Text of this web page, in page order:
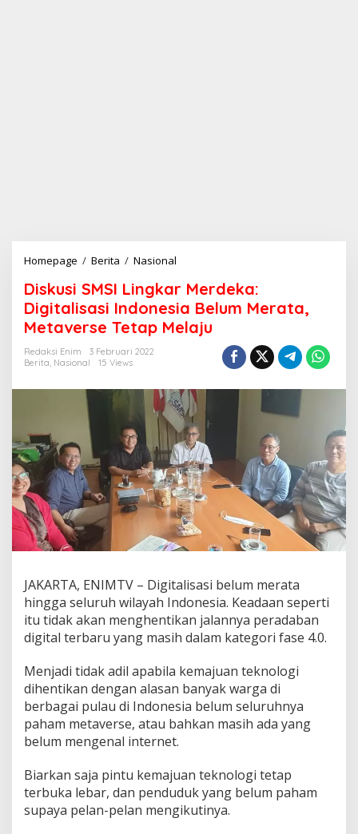
Homepage / Berita / Nasional
s
k
u
s
S
I
L
i
n
g
k
a
r
M
e
r
k
a
:
D
g
t
a
l
s
s
i
I
n
Diskusi SMSI Lingkar Merdeka:
Digitalisasi Indonesia Belum Merata,
Metaverse Tetap Melaju
Redaksi Enim
3 Februari 2022
Berita, Nasional 15 Views
JAKARTA, ENIMTV – Digitalisasi belum merata
hingga seluruh wilayah Indonesia. Keadaan seperti
itu tidak akan menghentikan jalannya peradaban
digital terbaru yang masih dalam kategori fase 4.0.
Menjadi tidak adil apabila kemajuan teknologi
dihentikan dengan alasan banyak warga di
berbagai pulau di Indonesia belum seluruhnya
paham metaverse, atau bahkan masih ada yang
belum mengenal internet.
Biarkan saja pintu kemajuan teknologi tetap
terbuka lebar, dan penduduk yang belum paham
supaya pelan-pelan mengikutinya.